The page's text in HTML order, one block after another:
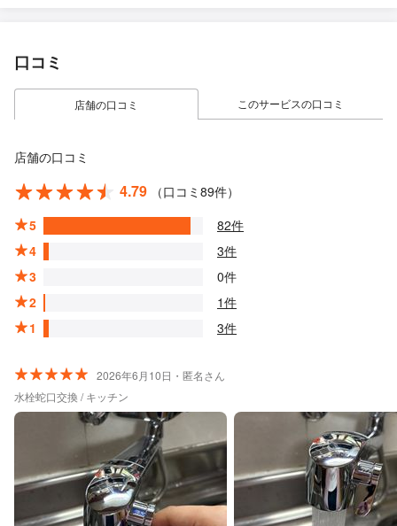
口コミ
店舗の口コミ このサービスの口コミ
店舗の口コミ
4.79
（口コミ89件）
5
82件
4
3件
3
0件
2
1件
1
3件
2026年6月10日・匿名さん
水栓蛇口交換 / キッチン